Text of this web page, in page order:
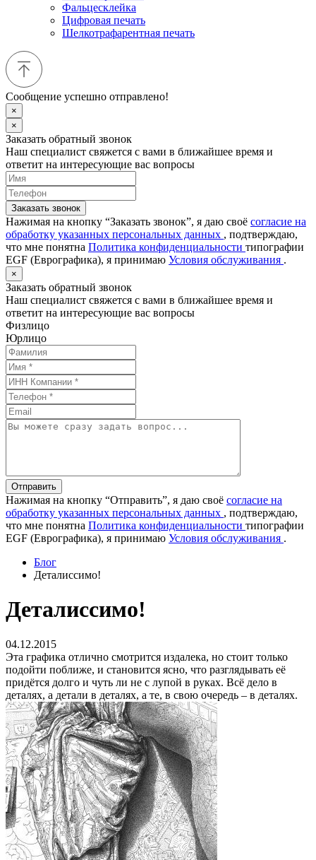
Фальцесклейка
Цифровая печать
Шелкотрафарентная печать
Сообщение успешно отправлено!
×
×
Заказать обратный звонок
Наш специалист свяжется с вами в ближайшее время и
ответит на интересующие вас вопросы
Заказать звонок
Нажимая на кнопку “Заказать звонок”, я даю своё согласие на
обработку указанных персональных данных , подтверждаю,
что мне понятна Политика конфиденциальности типографии
EGF (Еврографика), я принимаю Условия обслуживания .
×
Заказать обратный звонок
Наш специалист свяжется с вами в ближайшее время и
ответит на интересующие вас вопросы
Физлицо
Юрлицо
Отправить
Нажимая на кнопку “Отправить”, я даю своё согласие на
обработку указанных персональных данных , подтверждаю,
что мне понятна Политика конфиденциальности типографии
EGF (Еврографика), я принимаю Условия обслуживания .
Блог
Деталиссимо!
Деталиссимо!
04.12.2015
Эта графика отлично смотрится издалека, но стоит только
подойти поближе, и становится ясно, что разглядывать её
придётся долго и чуть ли не с лупой в руках. Всё дело в
деталях, а детали в деталях, а те, в свою очередь – в деталях.